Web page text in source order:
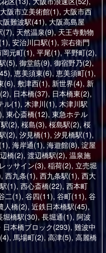
大阪市立美術館(1), 大阪市西
阪難波駅(41),大阪高島屋
(7), 天然温泉(9),天王寺動物
, 安治川口駅(1), 宗右衛門
岡元町(1), 平尾(1),平野町(2),
(5), 御堂筋(9), 御宿野乃(2),
, 恵美須東(6), 恵美須町(1),
(6), 敷津西(1), 新世界(4), 新
, 日本橋(37), 日本橋東(2),
ル(1), 木津川(1), 木津川駅
, 東心斎橋(12), 東急ホテル
(2), 桜島(3), 桜島駅(2), 桜
(2), 汐見橋(1), 汐見橋駅(1),
, 海岸通(1),海遊館(8),淀屋
橋(2), 渡辺橋駅(2), 温泉施
ッサイン(3), 稲荷(2), 立売堀
, 西九条(1), 西九条駅(1), 西大
(1), 西心斎橋(22), 西本町
二(1), 谷四(11), 谷町(11), 谷
人橋(2), 近鉄日本橋駅(45),
堀橋駅(30), 長堀通(1), 阿波
日本橋ブロック(293), 難波中
, 馬場町(2), 高津(5), 高麗橋